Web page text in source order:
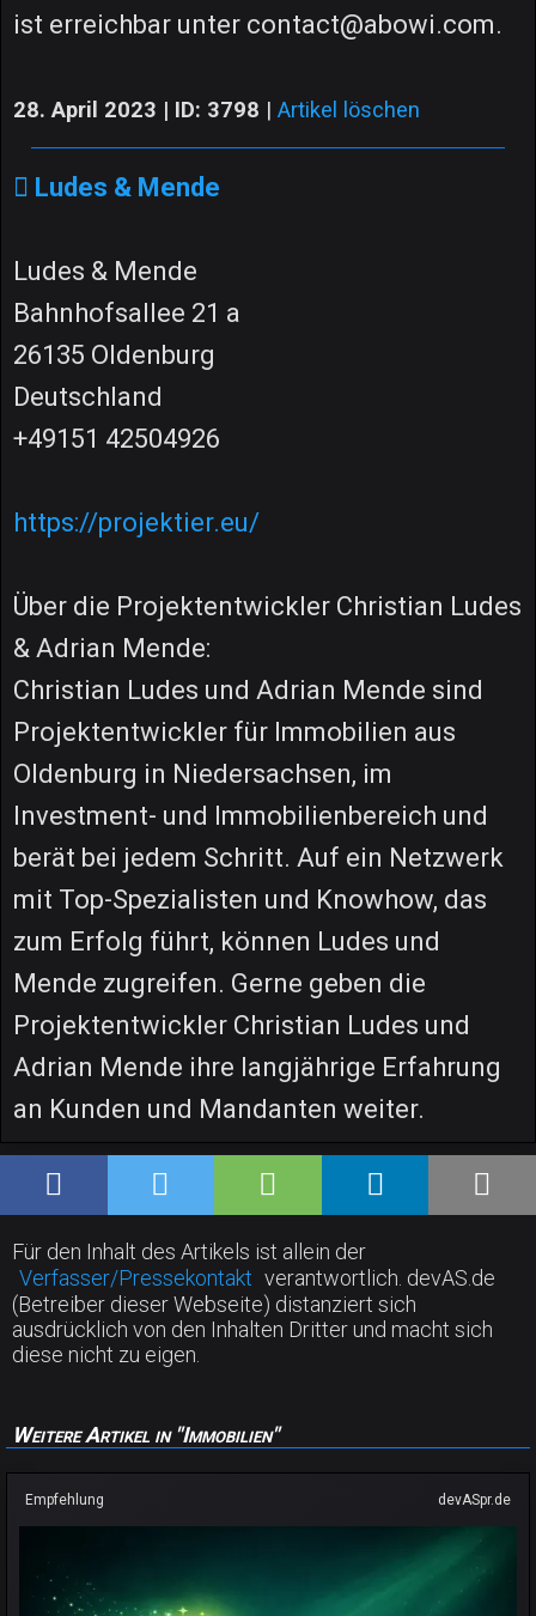
ist erreichbar unter contact@abowi.com.
28. April 2023 | ID: 3798 | Artikel löschen
Ludes & Mende
Ludes & Mende
Bahnhofsallee 21 a
26135 Oldenburg
Deutschland
+49151 42504926
https://projektier.eu/
Über die Projektentwickler Christian Ludes
& Adrian Mende:
Christian Ludes und Adrian Mende sind
Projektentwickler für Immobilien aus
Oldenburg in Niedersachsen, im
Investment- und Immobilienbereich und
berät bei jedem Schritt. Auf ein Netzwerk
mit Top-Spezialisten und Knowhow, das
zum Erfolg führt, können Ludes und
Mende zugreifen. Gerne geben die
Projektentwickler Christian Ludes und
Adrian Mende ihre langjährige Erfahrung
an Kunden und Mandanten weiter.
Für den Inhalt des Artikels ist allein der
Verfasser/Pressekontakt verantwortlich. devAS.de
(Betreiber dieser Webseite) distanziert sich
ausdrücklich von den Inhalten Dritter und macht sich
diese nicht zu eigen.
Weitere Artikel in "Immobilien"
Empfehlung devASpr.de